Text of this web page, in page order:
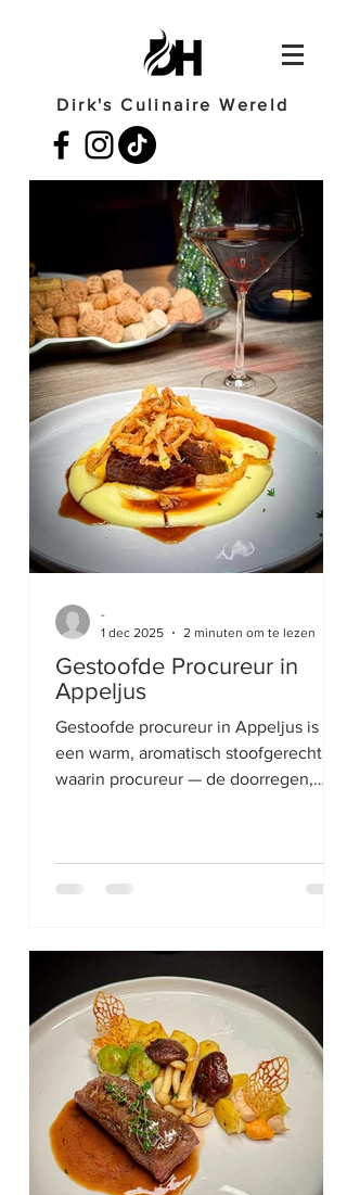
Dirk's Culinaire Wereld
Gestoofde Procureur in
Appeljus
Gestoofde procureur in Appeljus is
een warm, aromatisch stoofgerecht
waarin procureur — de doorregen,
stoofvocht en geeft het gerecht een
gerecht voor de herfst en winter,
geserveerd met pastinaakpuree,
knolselderijpuree, Aardappelpuree of
gekarameliseerde groenten. Kort
-
1 dec 2025
2 minuten om te lezen